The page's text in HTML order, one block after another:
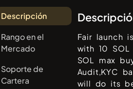
Descripción
Rango en el
Mercado
Soporte de
Cartera
Fair launch
with 10
SOL max
Audit,KYC
will do its